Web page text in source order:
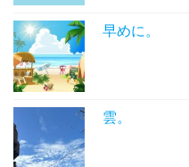
早めに。
雲。